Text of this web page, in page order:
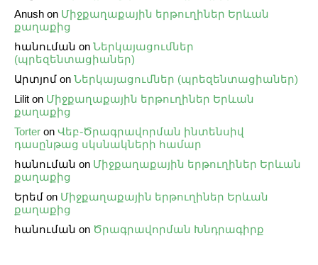
Anush on Միջքաղաքային երթուղիներ Երևան
քաղաքից
հանուման on Ներկայացումներ
(պրեզենտացիաներ)
Արտյոմ on Ներկայացումներ (պրեզենտացիաներ)
Lilit on Միջքաղաքային երթուղիներ Երևան
քաղաքից
Torter on Վեբ֊Ծրագրավորման ինտենսիվ
դասընթաց սկսնակների համար
հանուման on Միջքաղաքային երթուղիներ Երևան
քաղաքից
Երեմ on Միջքաղաքային երթուղիներ Երևան
քաղաքից
հանուման on Ծրագրավորման Խնդրագիրք